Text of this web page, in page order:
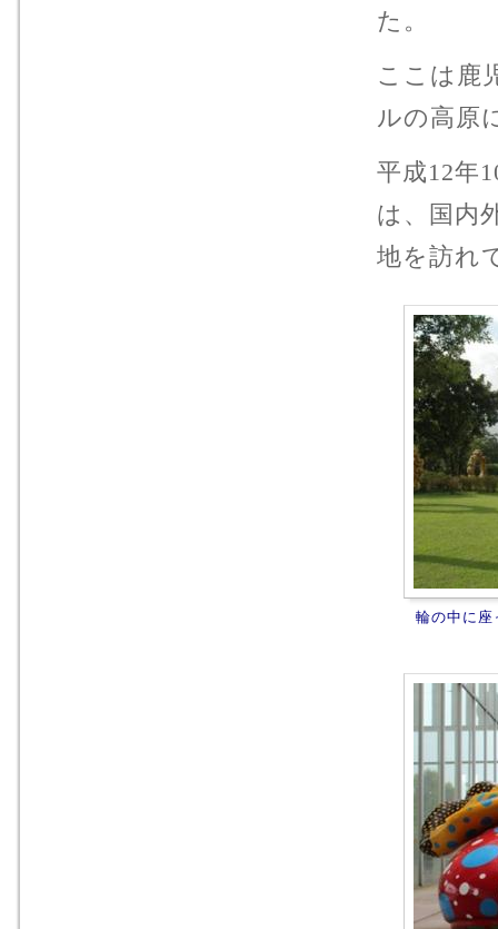
た。
ここは鹿
ルの高原
平成12年
は、国内
地を訪れ
輪の中に座